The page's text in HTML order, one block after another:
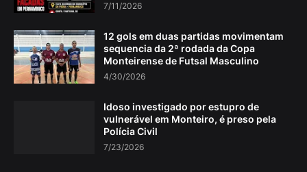
7/11/2026
12 gols em duas partidas movimentam
sequencia da 2ª rodada da Copa
Monteirense de Futsal Masculino
4/30/2026
Idoso investigado por estupro de
vulnerável em Monteiro, é preso pela
Polícia Civil
7/23/2026